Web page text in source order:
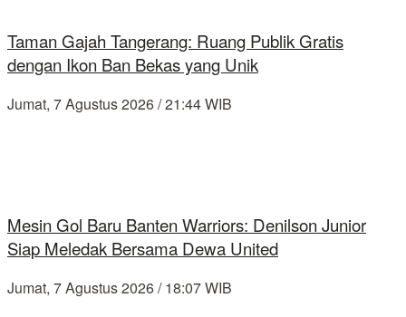
Taman Gajah Tangerang: Ruang Publik Gratis
dengan Ikon Ban Bekas yang Unik
Jumat, 7 Agustus 2026 / 21:44 WIB
Mesin Gol Baru Banten Warriors: Denilson Junior
Siap Meledak Bersama Dewa United
Jumat, 7 Agustus 2026 / 18:07 WIB